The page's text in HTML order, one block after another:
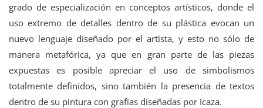
grado de especialización en conceptos artísticos, donde el
uso extremo de detalles dentro de su plástica evocan un
nuevo lenguaje diseñado por el artista, y esto no sólo de
manera metafórica, ya que en gran parte de las piezas
expuestas es posible apreciar el uso de simbolismos
totalmente definidos, sino también la presencia de textos
dentro de su pintura con grafías diseñadas por Icaza.